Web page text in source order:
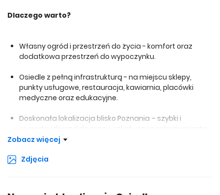
Dlaczego warto?
Własny ogród i przestrzeń do życia - komfort oraz
dodatkowa przestrzeń do wypoczynku.
Osiedle z pełną infrastrukturą - na miejscu sklepy,
punkty usługowe, restauracja, kawiarnia, placówki
medyczne oraz edukacyjne.
Doskonała lokalizacja blisko Poznania – szybki i
wygodny dojazd do pracy, szkoły czy centrum miasta.
mieszkaniowych w Wielkopolsce, zaprojektowana z myślą
Zobacz więcej
Zdjęcia